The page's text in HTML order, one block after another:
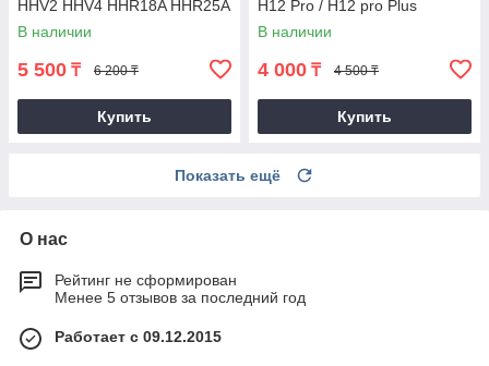
HHV2 HHV4 HHR18A HHR25A
HHR25B
В наличии
5 500 ₸ 6 200 ₸
Купить
H12 Pro / H12 pro Plus
В наличии
4 000 ₸ 4 500 ₸
Купить
Показать ещё
О нас
Рейтинг не сформирован
Менее 5 отзывов за последний год
Работает с 09.12.2015